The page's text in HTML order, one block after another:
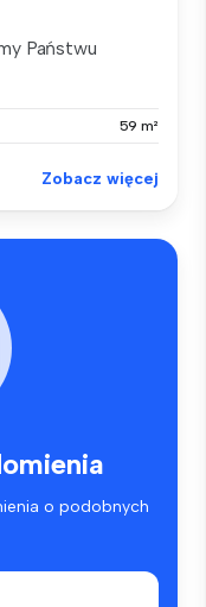
Państwu
59 m²
Zobacz więcej
o podobnych